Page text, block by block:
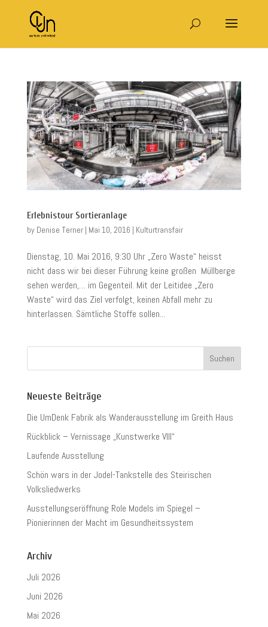
Erlebnistour Sortieranlage
by Denise Terner| Mai 10, 2016 | Kulturtransfair
Dienstag, 10. Mai 2016, 9:30 Uhr „Zero Waste“ heisst
nicht dass wir bei dieser Führung keine großen Müllberge
sehen werden,… im Gegenteil. Mit der Leitidee „Zero
Waste“ wird das Ziel verfolgt, keinen Abfall mehr zu
hinterlassen. Sämtliche Stoffe sollen...
Neueste Beiträge
Die UmDenk Fabrik als Wanderausstellung im Greith Haus
Rückblick – Vernissage „Kunstwerke VIII“
Laufende Ausstellung
Schön wars in der Jodel-Tankstelle des Steirischen
Volksliedwerks
Ausstellungseröffnung Role Models im Spiegel –
Pionierinnen der Macht im Gesundheitssystem
Archiv
Juli 2026
Juni 2026
Mai 2026